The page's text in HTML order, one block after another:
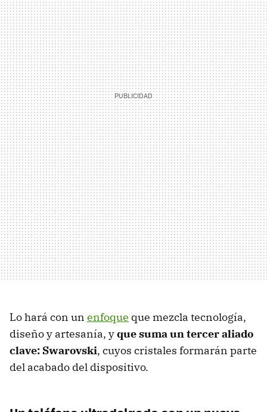
Lo hará con un enfoque que mezcla tecnología,
diseño y artesanía, yque suma un tercer aliado
clave: Swarovski, cuyos cristales formarán parte
del acabado del dispositivo.